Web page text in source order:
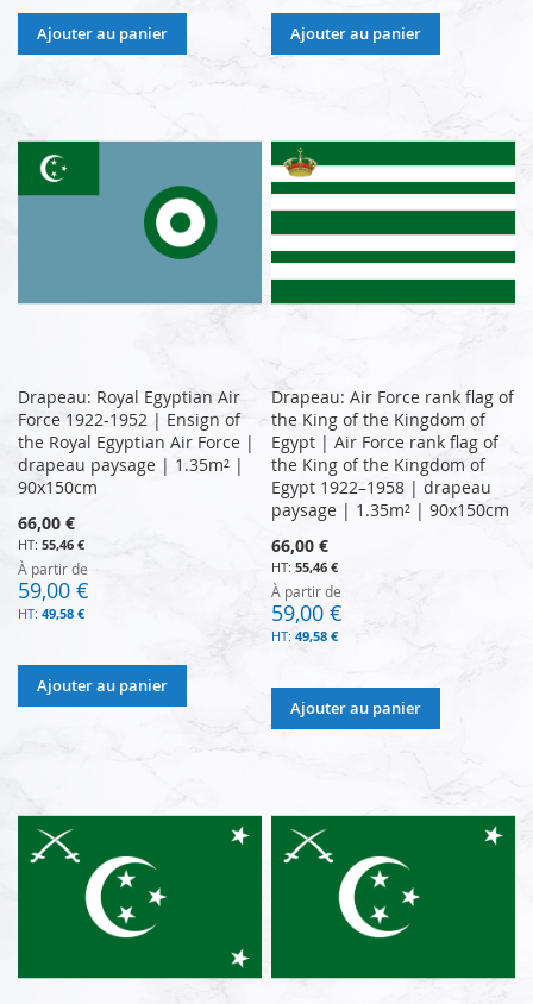
Ajouter au panier Ajouter au panier
Drapeau: Royal Egyptian Air
Force 1922-1952 | Ensign of
the Royal Egyptian Air Force |
drapeau paysage | 1.35m² |
90x150cm
66,00 €
55,46 €
À partir de
59,00 €
49,58 €
Ajouter au panier
Drapeau: Air Force rank flag of
the King of the Kingdom of
Egypt | Air Force rank flag of
the King of the Kingdom of
Egypt 1922–1958 | drapeau
paysage | 1.35m² | 90x150cm
66,00 €
55,46 €
À partir de
59,00 €
49,58 €
Ajouter au panier